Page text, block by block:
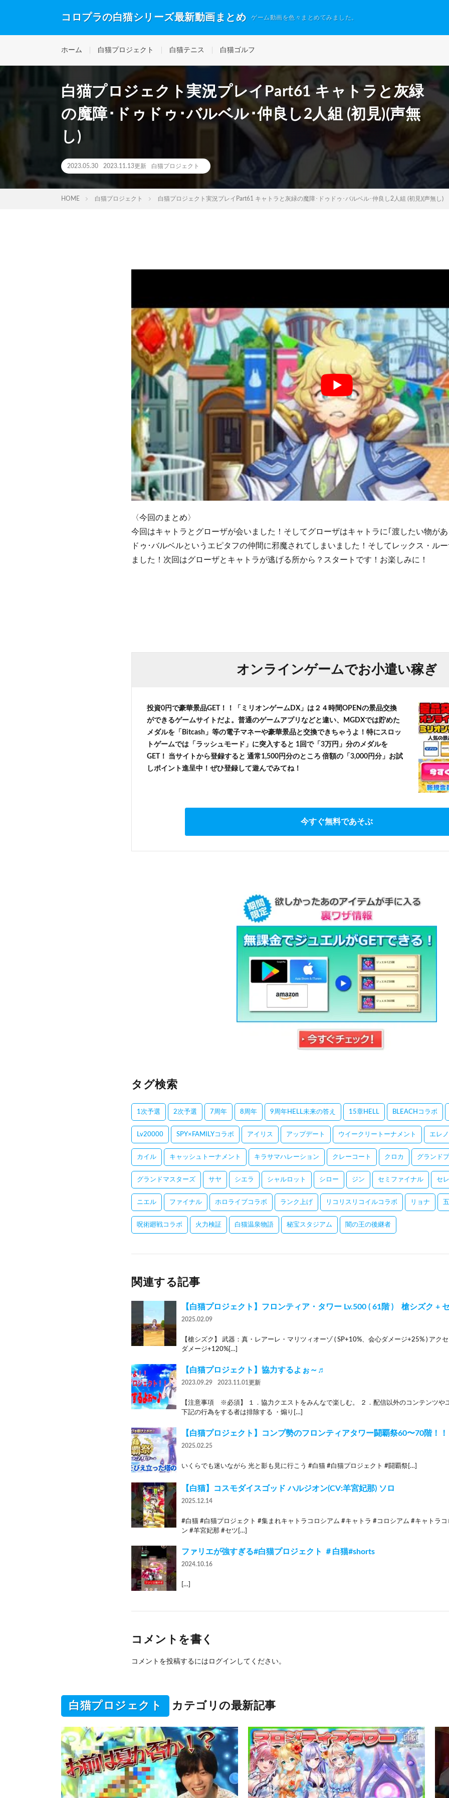
コロプラの白猫シリーズ最新動画まとめ ゲーム動画を色々まとめてみました。
ホーム 白猫プロジェクト 白猫テニス 白猫ゴルフ
白猫プロジェクト実況プレイPart61 キャトラと灰緑
の魔障･ドゥドゥ･バルベル･仲良し2人組 (初見)(声無
し)
2023.05.30 2023.11.13更新 白猫プロジェクト
HOME 白猫プロジェクト 白猫プロジェクト実況プレイPart61 キャトラと灰緑の魔障･ドゥドゥ･バルベル･仲良し2人組 (初見)(声無し)
〈今回のまとめ〉
今回はキャトラとグローザが会いました！そしてグローザはキャトラに｢渡したい物が
ドゥ･バルベルというエピタフの仲間に邪魔されてしまいました！そしてレックス・ル
ました！次回はグローザとキャトラが逃げる所から？スタートです！お楽しみに！
オンラインゲームでお小遣い稼ぎ
投資0円で豪華景品GET！！「ミリオンゲームDX」は２４時間OPENの景品交換
ができるゲームサイトだよ。普通のゲームアプリなどと違い、MGDXでは貯めた
メダルを「Bitcash」等の電子マネーや豪華景品と交換できちゃうよ！特にスロッ
トゲームでは「ラッシュモード」に突入すると 1回で「3万円」分のメダルを
GET！ 当サイトから登録すると 通常1,500円分のところ 倍額の「3,000円分」お試
しポイント進呈中！ぜひ登録して遊んでみてね！
今すぐ無料であそぶ
タグ検索
1次予選 2次予選 7周年 8周年 9周年HELL未来の答え 15章HELL BLEACHコラボ
Lv20000 SPY×FAMILYコラボ アイリス アップデート ウイークリートーナメント エレ
カイル キャッシュトーナメント キラサマハレーション クレーコート クロカ グランド
グランドマスターズ サヤ シエラ シャルロット シロー ジン セミファイナル セ
ニエル ファイナル ホロライブコラボ ランク上げ リコリスリコイルコラボ リョナ
呪術廻戦コラボ 火力検証 白猫温泉物語 秘宝スタジアム 闇の王の後継者
関連する記事
【白猫プロジェクト】フロンティア・タワー Lv.500 ( 61階 ) 槍シズク +
2025.02.09
【槍シズク】 武器：真・レアーレ・マリツィオーゾ ( SP+10%、会心ダメージ+25% ) アク
ダメージ+120%[…]
【白猫プロジェクト】協力するよぉ～♬
2023.09.29 2023.11.01更新
【注意事項 ※必須】 １．協力クエストをみんなで楽しむ。 ２．配信以外のコンテンツや
下記の行為をする者は排除する ・煽り[…]
【白猫プロジェクト】コンプ勢のフロンティアタワー闘覇祭60〜70階！！
2025.02.25
いくらでも迷いながら 光と影も見に行こう #白猫 #白猫プロジェクト #闘覇祭[…]
【白猫】コスモダイスゴッド ハルジオン(CV:羊宮妃那‬⁩) ソロ
2025.12.14
#白猫 #白猫プロジェクト ‎#集まれキャトラコロシアム #キャトラ #コロシアム #キャトラ
ン #羊宮妃那 #セツ[…]
ファリエが強すぎる#白猫プロジェクト ＃白猫#shorts
2024.10.16
[…]
コメントを書く
コメントを投稿するには ログイン してください。
白猫プロジェクト カテゴリの最新記事